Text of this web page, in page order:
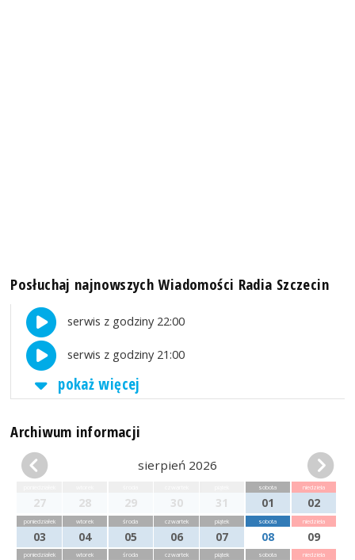
Posłuchaj najnowszych Wiadomości Radia Szczecin
serwis z godziny 22:00
serwis z godziny 21:00
pokaż więcej
Archiwum informacji
sierpień 2026
27 28 29 30 31
sobota
01
niedziela
02
poniedziałek
03
wtorek
04
środa
05
czwartek
06
piątek
07
sobota
08
niedziela
09
poniedziałek wtorek środa czwartek piątek sobota niedziela